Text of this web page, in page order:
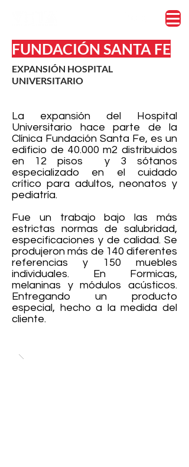
FUNDACIÓN SANTA FE
EXPANSIÓN HOSPITAL
UNIVERSITARIO
La expansión del Hospital
Universitario hace parte de la
Clínica Fundación Santa Fe, es un
edificio de 40.000 m2 distribuidos
en 12 pisos y 3 sótanos
especializado en el cuidado
crítico para adultos, neonatos y
pediatría.
Fue un trabajo bajo las más
estrictas normas de salubridad,
especificaciones y de calidad. Se
produjeron más de 140 diferentes
referencias y 150 muebles
individuales. En Formicas,
melaninas y módulos acústicos.
Entregando un producto
especial, hecho a la medida del
cliente.